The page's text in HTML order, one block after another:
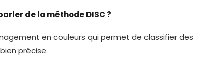
de la méthode DISC ?
en couleurs qui permet de classifier des
précise.